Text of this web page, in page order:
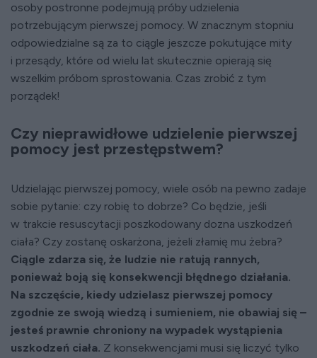
osoby postronne podejmują próby udzielenia
potrzebującym pierwszej pomocy. W znacznym stopniu
odpowiedzialne są za to ciągle jeszcze pokutujące mity
i przesądy, które od wielu lat skutecznie opierają się
wszelkim próbom sprostowania. Czas zrobić z tym
porządek!
Czy nieprawidłowe udzielenie pierwszej
pomocy jest przestępstwem?
Udzielając pierwszej pomocy, wiele osób na pewno zadaje
sobie pytanie: czy robię to dobrze? Co będzie, jeśli
w trakcie resuscytacji poszkodowany dozna uszkodzeń
ciała? Czy zostanę oskarżona, jeżeli złamię mu żebra?
Ciągle zdarza się, że ludzie nie ratują rannych,
ponieważ boją się konsekwencji błędnego działania.
Na szczęście, kiedy udzielasz pierwszej pomocy
zgodnie ze swoją wiedzą i sumieniem, nie obawiaj się –
jesteś prawnie chroniony na wypadek wystąpienia
uszkodzeń ciała. Z konsekwencjami musi się liczyć tylko